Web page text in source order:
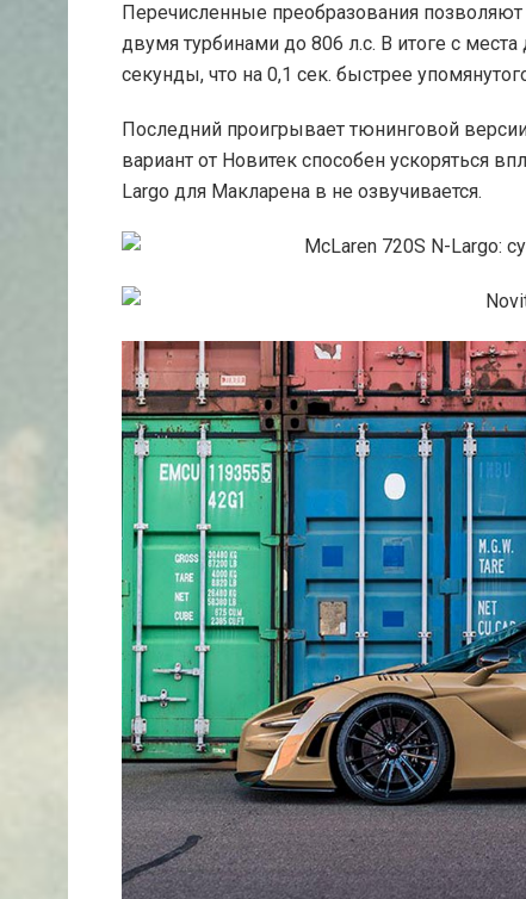
Перечисленные преобразования
двумя турбинами до 806 л.с. В итоге с места
секунды, что на 0,1 сек. быстрее
Последний проигрывает тюнинговой
вариант от Новитек способен ускоряться
Largo для Макларена в не озвучивается.